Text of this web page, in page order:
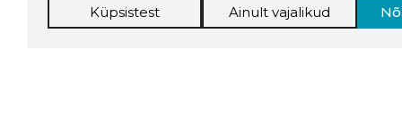
Küpsistest Ainult vajalikud